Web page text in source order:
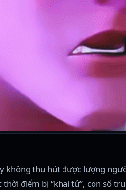
không thu hút được lượng
điểm bị “khai tử”, con số